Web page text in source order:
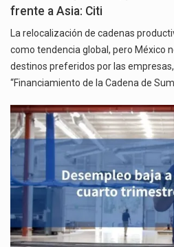
frente a Asia: Citi
La relocalización de cadenas
como tendencia global, pero México
destinos preferidos por las
“Financiamiento de la Cadena de